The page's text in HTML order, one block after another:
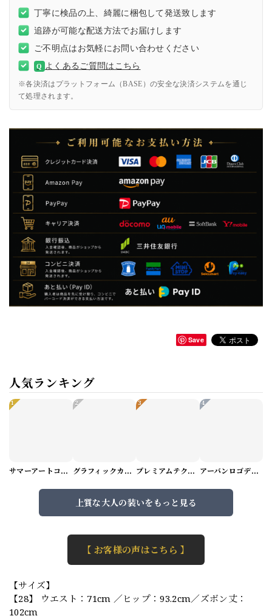
丁寧に検品の上、綺麗に梱包して発送致します
追跡が可能な配送方法でお届けします
ご不明点はお気軽にお問い合わせください
Q よくあるご質問はこちら
※各決済はプラットフォーム（BASE）の安全な決済システムを通じ
て処理されます。
Save
人気ランキング
1
サマーアートコーデセット（5パターン） M1048
2
グラフィックカーゴショートパンツ M1029
3
プレミアムテクスチャーニット（4color） M0971
4
アーバンロゴデザインTシャツ（3color） M0984
上質な大人の装いをもっと見る
【 お客様の声はこちら 】
【サイズ】
【28】 ウエスト：71cm ／ヒップ：93.2cm／ズボン丈：
102cm